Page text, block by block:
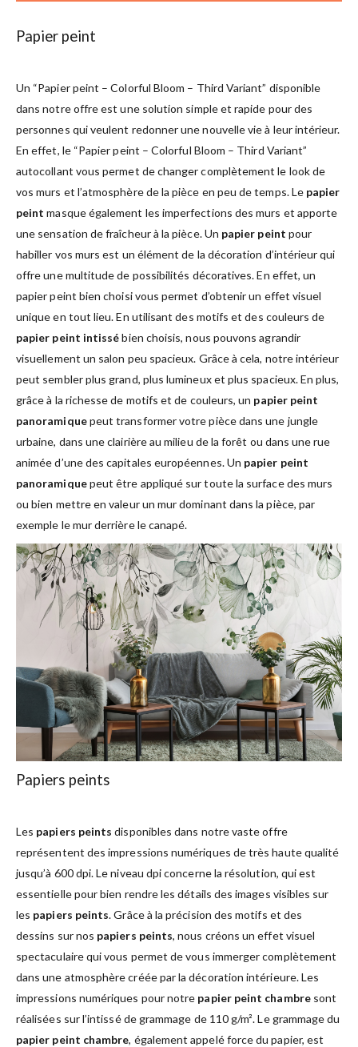
Papier peint
Un “Papier peint – Colorful Bloom – Third Variant” disponible
dans notre offre est une solution simple et rapide pour des
personnes qui veulent redonner une nouvelle vie à leur intérieur.
En effet, le “Papier peint – Colorful Bloom – Third Variant”
autocollant vous permet de changer complètement le look de
vos murs et l’atmosphère de la pièce en peu de temps. Le papier
peint masque également les imperfections des murs et apporte
une sensation de fraîcheur à la pièce. Un papier peint pour
habiller vos murs est un élément de la décoration d’intérieur qui
offre une multitude de possibilités décoratives. En effet, un
papier peint bien choisi vous permet d’obtenir un effet visuel
unique en tout lieu. En utilisant des motifs et des couleurs de
papier peint intissébien choisis, nous pouvons agrandir
visuellement un salon peu spacieux. Grâce à cela, notre intérieur
peut sembler plus grand, plus lumineux et plus spacieux. En plus,
grâce à la richesse de motifs et de couleurs, un papier peint
panoramiquepeut transformer votre pièce dans une jungle
urbaine, dans une clairière au milieu de la forêt ou dans une rue
animée d’une des capitales européennes. Un papier peint
panoramiquepeut être appliqué sur toute la surface des murs
ou bien mettre en valeur un mur dominant dans la pièce, par
exemple le mur derrière le canapé.
Papiers peints
Les papiers peints disponibles dans notre vaste offre
représentent des impressions numériques de très haute qualité
jusqu’à 600 dpi. Le niveau dpi concerne la résolution, qui est
essentielle pour bien rendre les détails des images visibles sur
les papiers peints. Grâce à la précision des motifs et des
dessins sur nos papiers peints, nous créons un effet visuel
spectaculaire qui vous permet de vous immerger complètement
dans une atmosphère créée par la décoration intérieure. Les
impressions numériques pour notre papier peint chambresont
réalisées sur l’intissé de grammage de 110 g/m². Le grammage du
papier peint chambre, également appelé force du papier, est